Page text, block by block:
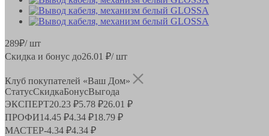
289₽/ шт
Скидка и бонус до26.01 ₽/ шт
Клуб покупателей «Ваш Дом»
СтатусСкидкаБонусВыгода
ЭКСПЕРТ20.23 ₽5.78 ₽26.01 ₽
ПРОФИ14.45 ₽4.34 ₽18.79 ₽
МАСТЕР-4.34 ₽4.34 ₽